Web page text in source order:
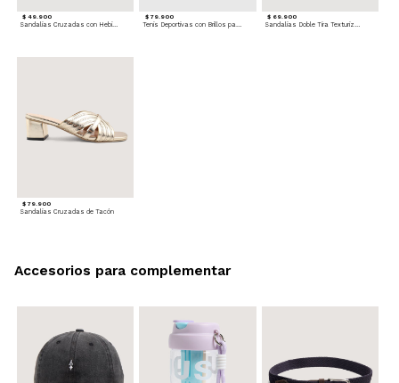
$ 49.900
Sandalias Cruzadas con Hebilla
$ 79.900
Tenis Deportivas con Brillos para mujer
$ 69.900
Sandalias Doble Tira Texturizada
$ 79.900
Sandalias Cruzadas de Tacón
Accesorios para complementar